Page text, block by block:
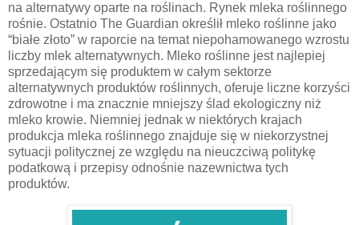
na alternatywy oparte na roślinach. Rynek mleka roślinnego
rośnie. Ostatnio The Guardian określił mleko roślinne jako
“białe złoto” w raporcie na temat niepohamowanego wzrostu
liczby mlek alternatywnych. Mleko roślinne jest najlepiej
sprzedającym się produktem w całym sektorze
alternatywnych produktów roślinnych, oferuje liczne korzyści
zdrowotne i ma znacznie mniejszy ślad ekologiczny niż
mleko krowie. Niemniej jednak w niektórych krajach
produkcja mleka roślinnego znajduje się w niekorzystnej
sytuacji politycznej ze względu na nieuczciwą politykę
podatkową i przepisy odnośnie nazewnictwa tych
produktów.